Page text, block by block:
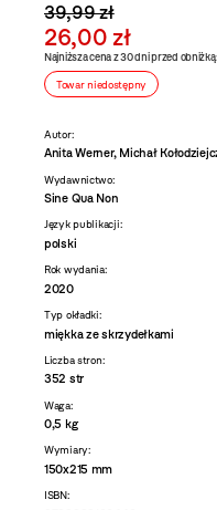
39,99 zł
26,00 zł
Najniższa cena z 30 dni przed
Towar niedostępny
Autor:
Anita Werner, Michał
Wydawnictwo:
Sine Qua Non
Język publikacji:
polski
Rok wydania:
2020
Typ okładki:
miękka ze skrzydełkami
Liczba stron:
352 str
Waga:
0,5 kg
Wymiary:
150x215 mm
ISBN: